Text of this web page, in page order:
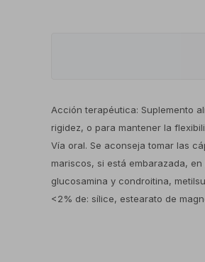
Acción terapéutica: Suplemento
rigidez, o para mantener la
Vía oral. Se aconseja tomar las
mariscos, si está embarazada,
glucosamina y condroitina,
<2% de: sílice, estearato de